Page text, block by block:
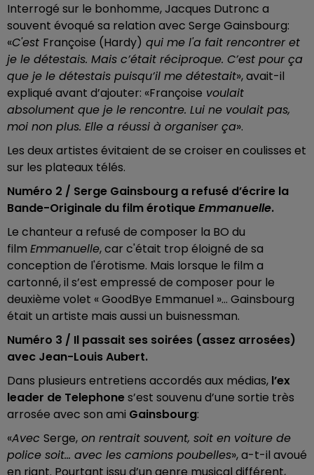
Interrogé sur le bonhomme, Jacques Dutronc a
souvent évoqué sa relation avec Serge Gainsbourg:
«C'est Françoise (Hardy) qui me l'a fait rencontrer et
je le détestais. Mais c’était réciproque. C’est pour ça
que je le détestais puisqu’il me détestait», avait-il
expliqué avant d’ajouter: «Françoise voulait
absolument que je le rencontre. Lui ne voulait pas,
moi non plus. Elle a réussi à organiser ça».
Les deux artistes évitaient de se croiser en coulisses et
sur les plateaux télés.
Numéro 2 / Serge Gainsbourg a refusé d’écrire la
Bande-Originale du film érotiqueEmmanuelle.
Le chanteur a refusé de composer la BO du
film Emmanuelle, car c'était trop éloigné de sa
conception de l'érotisme. Mais lorsque le film a
cartonné, il s’est empressé de composer pour le
deuxième volet « GoodBye Emmanuel »… Gainsbourg
était un artiste mais aussi un buisnessman.
Numéro 3 / Il passait ses soirées (assez arrosées)
avec Jean-Louis Aubert.
Dans plusieurs entretiens accordés aux médias, l’ex
leader de Telephones’est souvenu d’une sortie très
arrosée avec son ami Gainsbourg:
«Avec Serge, on rentrait souvent, soit en voiture de
police soit... avec les camions poubelles», a-t-il avoué